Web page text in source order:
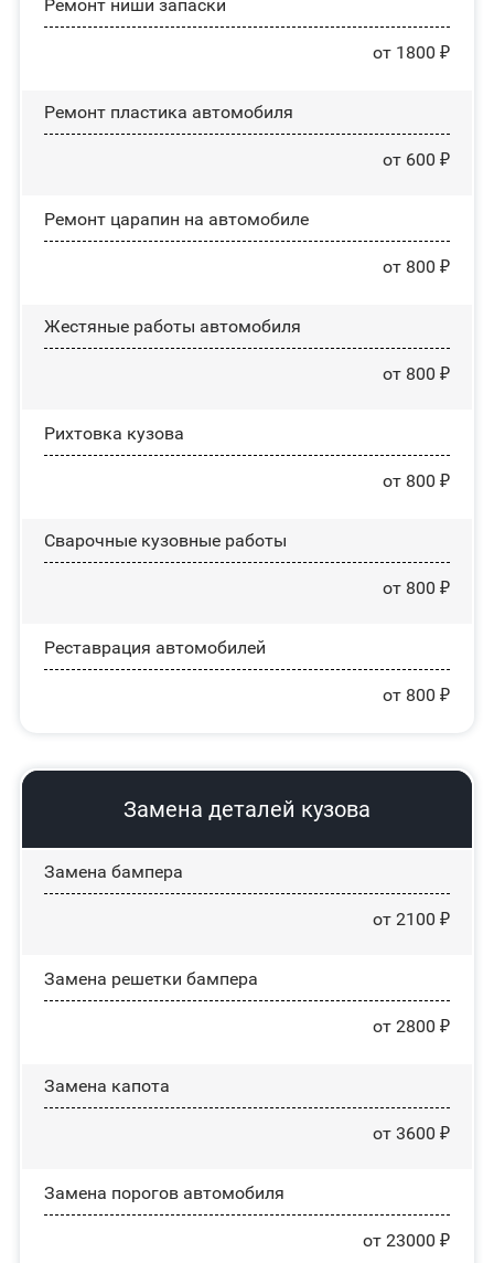
Ремонт ниши запаски
от 1800 ₽
Ремонт пластика автомобиля
от 600 ₽
Ремонт царапин на автомобиле
от 800 ₽
Жестяные работы автомобиля
от 800 ₽
Рихтовка кузова
от 800 ₽
Сварочные кузовные работы
от 800 ₽
Реставрация автомобилей
от 800 ₽
Замена деталей кузова
Замена бампера
от 2100 ₽
Замена решетки бампера
от 2800 ₽
Замена капота
от 3600 ₽
Замена порогов автомобиля
от 23000 ₽